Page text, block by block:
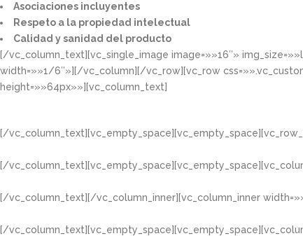
Asociaciones incluyentes​
Respeto a la propiedad intelectual​​
Calidad y sanidad del producto​
[/vc_column_text][vc_single_image image=»»16″»
width=»»1/6″»][/vc_column][/vc_row][vc_row
height=»»64px»»][vc_column_text]
[/
[/
[/vc_column_text][/vc_column_inner][vc_column_inner
[/